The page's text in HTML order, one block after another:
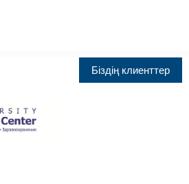
Біздің клиенттер